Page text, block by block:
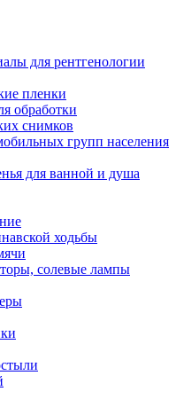
для рентгенологии
пленки
обработки
снимков
групп населения
для ванной и душа
ходьбы
солевые лампы